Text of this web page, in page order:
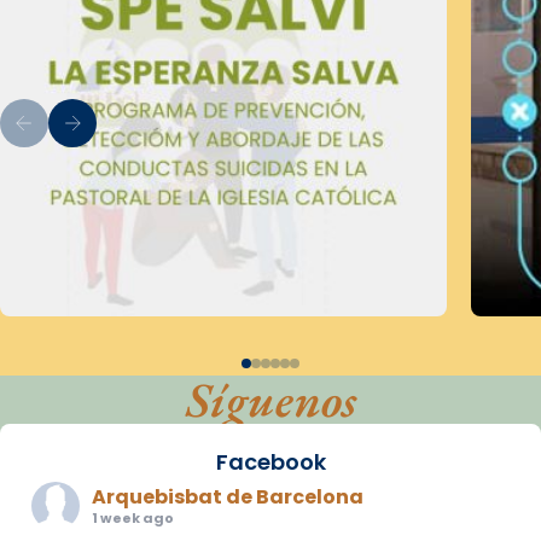
Síguenos
Facebook
Arquebisbat de Barcelona
1 week ago